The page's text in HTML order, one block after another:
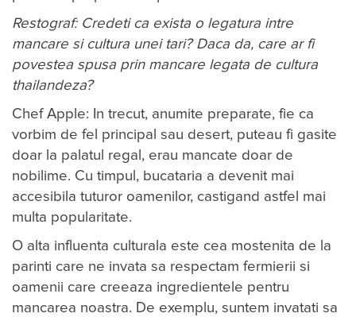
Restograf: Credeti ca exista o legatura intre
mancare si cultura unei tari? Daca da, care ar fi
povestea spusa prin mancare legata de cultura
thailandeza?
Chef Apple: In trecut, anumite preparate, fie ca
vorbim de fel principal sau desert, puteau fi gasite
doar la palatul regal, erau mancate doar de
nobilime. Cu timpul, bucataria a devenit mai
accesibila tuturor oamenilor, castigand astfel mai
multa popularitate.
O alta influenta culturala este cea mostenita de la
parinti care ne invata sa respectam fermierii si
oamenii care creeaza ingredientele pentru
mancarea noastra. De exemplu, suntem invatati sa